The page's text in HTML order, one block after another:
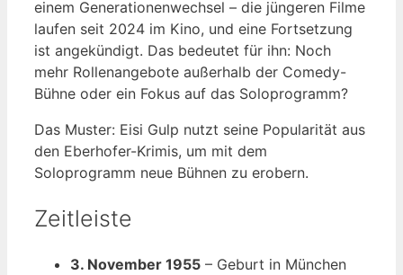
einem Generationenwechsel – die jüngeren Filme
laufen seit 2024 im Kino, und eine Fortsetzung
ist angekündigt. Das bedeutet für ihn: Noch
mehr Rollenangebote außerhalb der Comedy-
Bühne oder ein Fokus auf das Soloprogramm?
Das Muster: Eisi Gulp nutzt seine Popularität aus
den Eberhofer-Krimis, um mit dem
Soloprogramm neue Bühnen zu erobern.
Zeitleiste
3. November 1955 – Geburt in München